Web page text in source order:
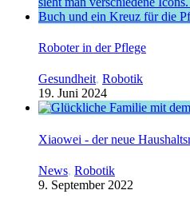
Roboter in der Pflege
Gesundheit, Robotik
19. Juni 2024
Xiaowei - der neue
News, Robotik
9. September 2022